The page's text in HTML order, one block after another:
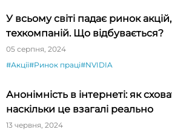
У всьому світі падає ринок
техкомпаній. Що відбувається?
05 серпня, 2024
#Акції#Ринок праці#NVIDIA
Анонімність в інтернеті: як
наскільки це взагалі реально
13 червня, 2024